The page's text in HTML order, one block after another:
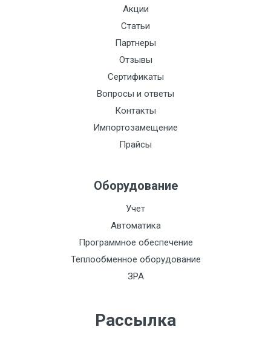
Акции
Статьи
Партнеры
Отзывы
Сертификаты
Вопросы и ответы
Контакты
Импортозамещение
Прайсы
Оборудование
Учет
Автоматика
Программное обеспечение
Теплообменное оборудование
ЗРА
Рассылка